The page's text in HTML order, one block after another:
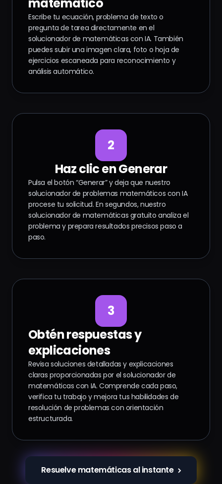
Escribe tu ecuación, problema de texto o
pregunta de tarea directamente en el
solucionador de matemáticas con IA. También
puedes subir una imagen clara, foto o hoja de
ejercicios escaneada para reconocimiento y
análisis automático.
2
Haz clic en Generar
Pulsa el botón “Generar” y deja que nuestro
solucionador de problemas matemáticos con IA
procese tu solicitud. En segundos, nuestro
solucionador de matemáticas gratuito analiza el
problema y prepara resultados precisos paso a
paso.
3
Obtén respuestas y
explicaciones
Revisa soluciones detalladas y explicaciones
claras proporcionadas por el solucionador de
matemáticas con IA. Comprende cada paso,
verifica tu trabajo y mejora tus habilidades de
resolución de problemas con orientación
estructurada.
Resuelve matemáticas al instante